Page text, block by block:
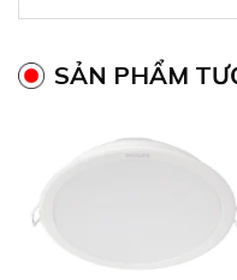
SẢN PHẨM